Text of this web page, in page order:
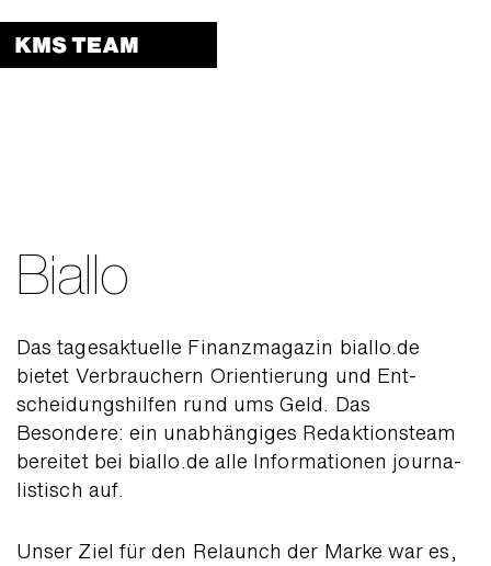
Biallo
Das tages­aktuelle Finanz­magazin biallo.de
bietet Verbrauchern Orien­tierung und Ent­
scheidungs­hilfen rund ums Geld. Das
Besondere: ein unab­hängiges Redaktions­team
bereitet bei biallo.de alle Infor­mationen journa­
listisch auf.
Unser Ziel für den Relaunch der Marke war es,